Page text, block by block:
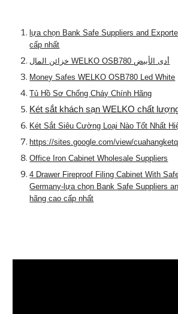
lựa chọn Bank Safe Suppliers and
cấp nhất
خزائن المال WELKO OSB780 أدى الأبيض
Money Safes WELKO OSB780 Led White
Tủ Hồ Sơ Chống Cháy Chính Hãng
Két sắt khách sạn WELKO chất
Két Sắt Siêu Cường Loại Nào Tốt Nhất
https://sites.google.com/view/
Office Iron Cabinet Wholesale Suppliers
4 Drawer Fireproof Filing Cabinet With
Germany-lựa chọn Bank Safe Suppliers
hãng cao cấp nhất